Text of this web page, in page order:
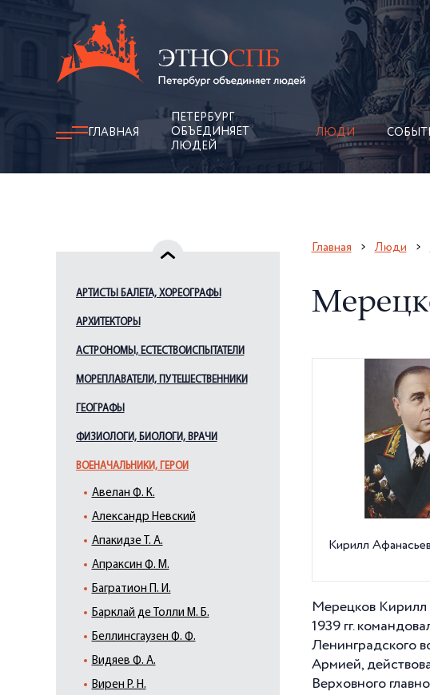
ГЛАВНАЯ
ПЕТЕРБУРГ
ОБЪЕДИНЯЕТ
ЛЮДЕЙ
ЛЮДИ
АРТИСТЫ БАЛЕТА, ХОРЕОГРАФЫ
АРХИТЕКТОРЫ
АСТРОНОМЫ, ЕСТЕСТВОИСПЫТАТЕЛИ
МОРЕПЛАВАТЕЛИ, ПУТЕШЕСТВЕННИКИ
ГЕОГРАФЫ
ФИЗИОЛОГИ, БИОЛОГИ, ВРАЧИ
ВОЕНАЧАЛЬНИКИ, ГЕРОИ
Авелан Ф. К.
Александр Невский
Апакидзе Т. А.
Апраксин Ф. М.
Багратион П. И.
Барклай де Толли М. Б.
Беллинсгаузен Ф. Ф.
Видяев Ф. А.
Вирен Р. Н.
Главная Люди
Кирилл
Мерецков Кирилл
1939 гг.
Ленинградского
Армией,
Верховного